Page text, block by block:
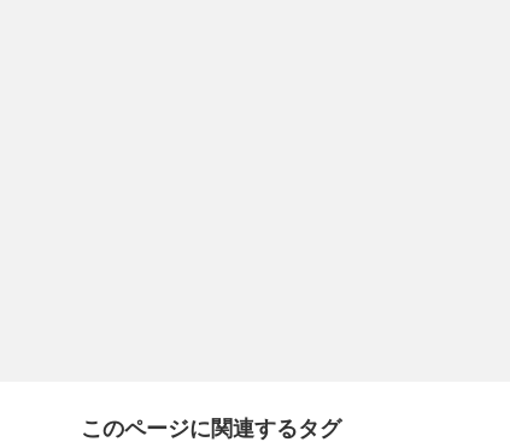
このページに関連するタグ